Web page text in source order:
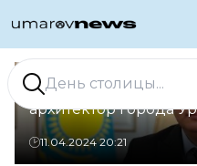
В получении взятки
архитектор города
11.04.2024 20:21